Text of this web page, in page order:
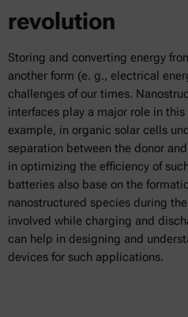
revolution
Storing and converting energy
another form (e. g., electrical
challenges of our times.
interfaces play a major role in
example, in organic solar cells
separation between the donor
in optimizing the efficiency of
batteries also base on the
nanostructured species during
involved while charging and
can help in designing and
devices for such applications.